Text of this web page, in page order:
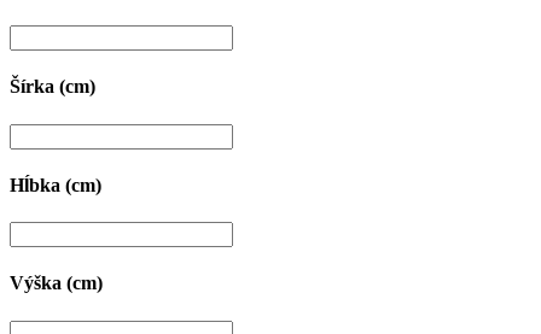
Šírka (cm)
Hĺbka (cm)
Výška (cm)